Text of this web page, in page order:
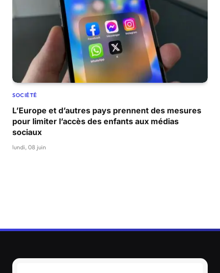
SOCIÉTÉ
L’Europe et d’autres pays prennent des mesures
pour limiter l’accès des enfants aux médias
sociaux
lundi, 08 juin